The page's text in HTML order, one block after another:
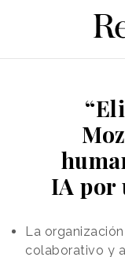
IA por
La
colaborativo y